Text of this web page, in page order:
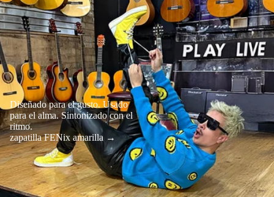
Diseñado para el gusto. Usado
para el alma. Sintonizado con el
ritmo.
zapatilla FENix amarilla →